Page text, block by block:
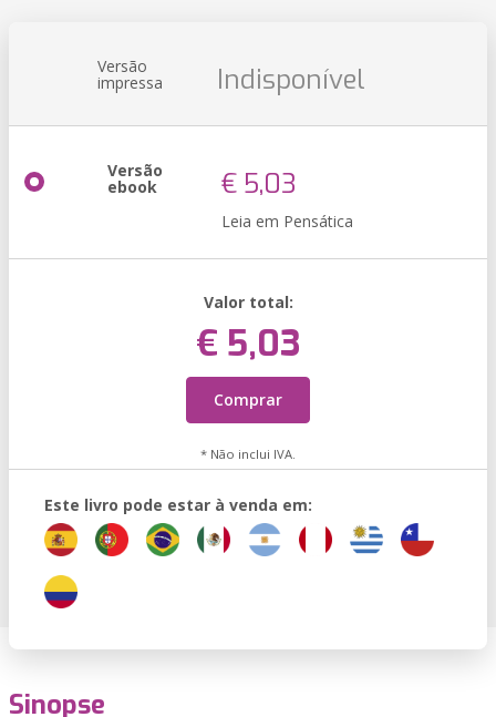
Versão
impressa Indisponível
Versão
ebook € 5,03
Leia em Pensática
Valor total:
€ 5,03
Comprar
* Não inclui IVA.
Este livro pode estar à venda em:
Sinopse